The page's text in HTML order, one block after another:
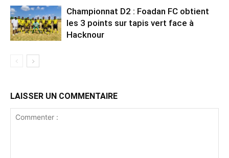
Championnat D2 : Foadan FC obtient
les 3 points sur tapis vert face à
Hacknour
LAISSER UN COMMENTAIRE